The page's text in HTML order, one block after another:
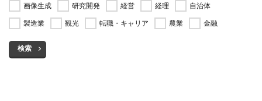
画像生成
研究開発 経営 経理
自治体
製造業
観光 転職・キャリア 農業 金融
検索